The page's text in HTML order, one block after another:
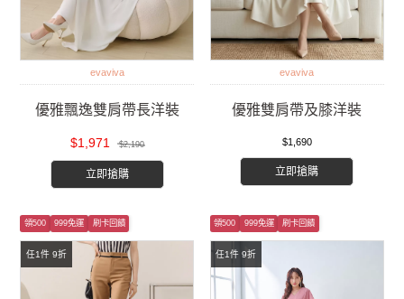
evaviva
優雅飄逸雙肩帶長洋裝
$1,971 $2,190
立即搶購
evaviva
優雅雙肩帶及膝洋裝
$1,690
立即搶購
任1件 9折
領500 999免運 刷卡回饋
任1件 9折
領500 999免運 刷卡回饋